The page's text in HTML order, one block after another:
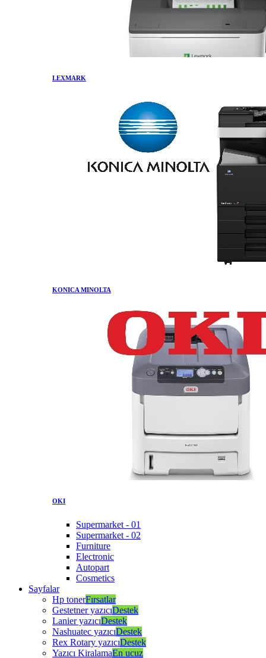
LEXMARK
KONICA MINOLTA
OKI
Supermarket - 01
Supermarket - 02
Furniture
Electronic
Autopart
Cosmetics
Sayfalar
Hp tonerFırsatlar
Gestetner yazıcıDestek
Lanier yazıcıDestek
Nashuatec yazıcıDestek
Rex Rotary yazıcıDestek
Yazıcı KiralamaEn ucuz